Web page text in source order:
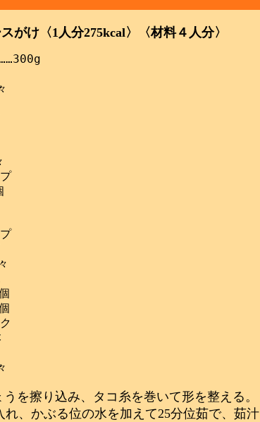
がけ〈1人分275kcal〉〈材料４人分〉
を擦り込み、タコ糸を巻いて形を整える。
れ、かぶる位の水を加えて25分位茹で、茹汁